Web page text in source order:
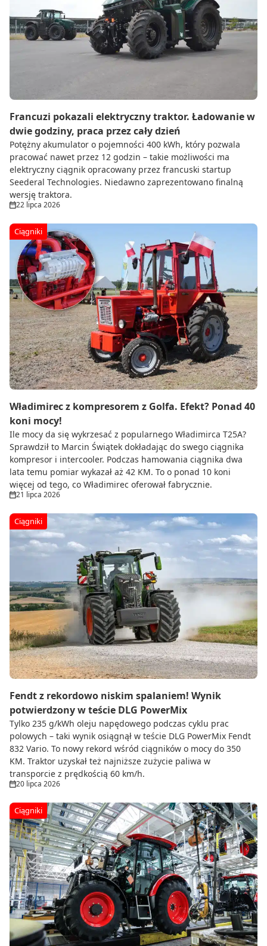
Francuzi pokazali elektryczny traktor. Ładowanie w
dwie godziny, praca przez cały dzień
Potężny akumulator o pojemności 400 kWh, który pozwala
pracować nawet przez 12 godzin – takie możliwości ma
elektryczny ciągnik opracowany przez francuski startup
Seederal Technologies. Niedawno zaprezentowano finalną
wersję traktora.
22 lipca 2026
Ciągniki
Władimirec z kompresorem z Golfa. Efekt? Ponad 40
koni mocy!
Ile mocy da się wykrzesać z popularnego Władimirca T25A?
Sprawdził to Marcin Świątek dokładając do swego ciągnika
kompresor i intercooler. Podczas hamowania ciągnika dwa
lata temu pomiar wykazał aż 42 KM. To o ponad 10 koni
więcej od tego, co Władimirec oferował fabrycznie.
21 lipca 2026
Ciągniki
Fendt z rekordowo niskim spalaniem! Wynik
potwierdzony w teście DLG PowerMix
Tylko 235 g/kWh oleju napędowego podczas cyklu prac
polowych – taki wynik osiągnął w teście DLG PowerMix Fendt
832 Vario. To nowy rekord wśród ciągników o mocy do 350
KM. Traktor uzyskał też najniższe zużycie paliwa w
transporcie z prędkością 60 km/h.
20 lipca 2026
Ciągniki